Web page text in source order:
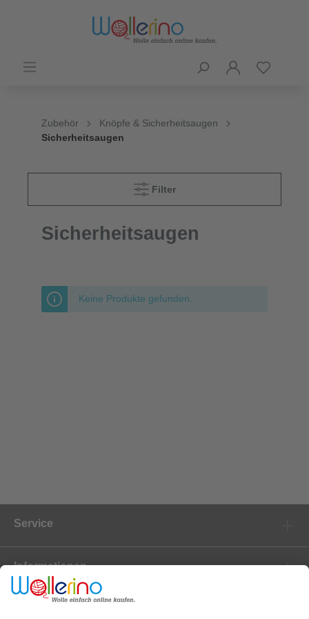
Zubehör
Knöpfe & Sicherheitsaugen
Sicherheitsaugen
Filter
Sicherheitsaugen
Keine Produkte gefunden.
Service
Informationen